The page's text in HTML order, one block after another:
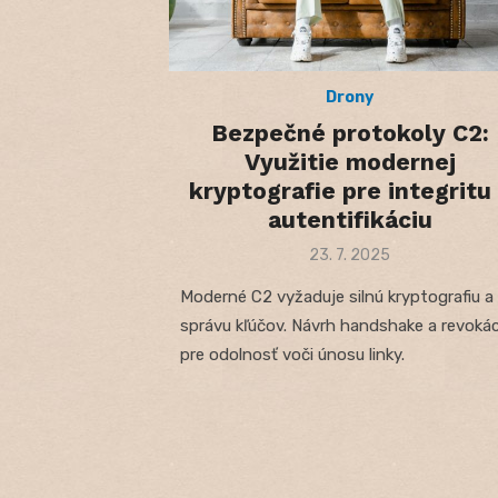
Drony
Bezpečné protokoly C2:
Využitie modernej
kryptografie pre integritu
autentifikáciu
Posted
23. 7. 2025
Moderné C2 vyžaduje silnú kryptografiu a
správu kľúčov. Návrh handshake a
pre odolnosť voči únosu linky.